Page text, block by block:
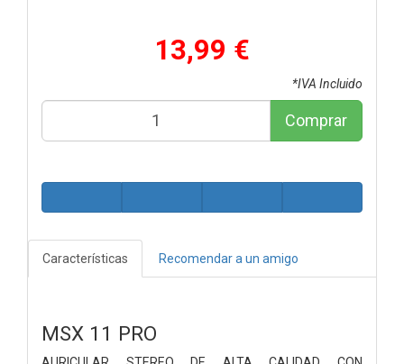
13,99 €
*IVA Incluido
Comprar
Características Recomendar a un amigo
MSX 11 PRO